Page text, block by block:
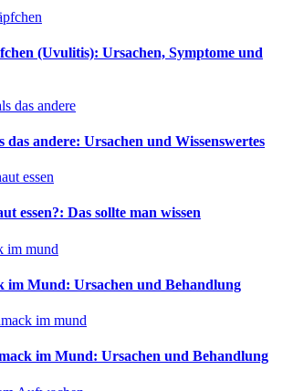
(Uvulitis): Ursachen, Symptome und
das andere: Ursachen und Wissenswertes
essen?: Das sollte man wissen
im Mund: Ursachen und Behandlung
im Mund: Ursachen und Behandlung